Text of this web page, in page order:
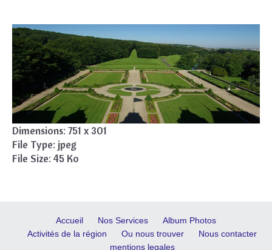
Dimensions: 751 x 301
File Type: jpeg
File Size: 45 Ko
Accueil Nos Services
Album Photos
Activités de la région
Ou nous trouver
Nous contacter
mentions legales